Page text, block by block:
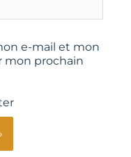
e-mail et mon
mon prochain